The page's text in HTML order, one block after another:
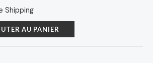
Shipping
AU PANIER